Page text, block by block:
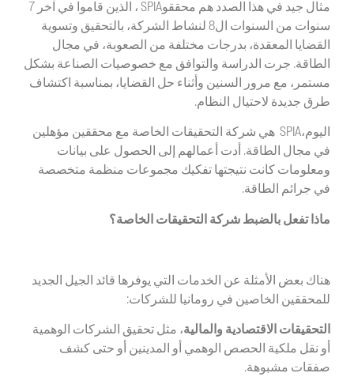
مثال جيد في هذا الصدد هم محققوSPIA ، الذين قاموا في آخر 7
سنوات من السنوات ال8 لنشاط الشركة، بالتحقيق وتسوية
القضايا المعقدة، بدرجات مختلفة من الصعوبة، في مجال
الطاقة. جرت الدراسة والتوافق مع خصوصيات الصناعة بشكل
مستمر، مع مرور السنين وأثناء حل القضايا، بمناسبة اكتشاف
طرق جديدة لاحتيال النظام.
اليوم،SPIA هي شركة التحقيقات الخاصة مع محققين مؤهلين
في مجال الطاقة. أدت أعمالهم إلى الحصول على بيانات
ومعلومات كانت نتيجتها تفكيك مجموعات منظمة متخصصة
في جرائم الطاقة.
ماذا تفعل بالضبط شركة التحقيقات الخاصة؟
هناك بعض الأمثلة عن الخدمات التي يوفرها قائد الجيل الجديد
للمحققين الخاصين في رومانيا للشركات:
التحقيقات الاقتصادية والمالية، مثل تحقيق الشركات الوهمية
أو نقل ملكية الحصص الوهمي أو المدينين أو حتى كشف
صفقات مشبوهة.